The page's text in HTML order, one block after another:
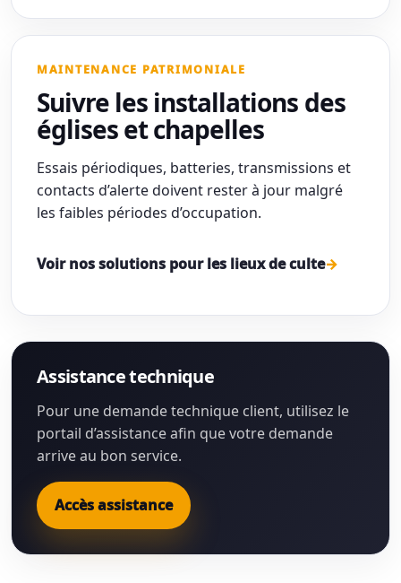
MAINTENANCE PATRIMONIALE
Suivre les installations des
églises et chapelles
Essais périodiques, batteries, transmissions et
contacts d’alerte doivent rester à jour malgré
les faibles périodes d’occupation.
Voir nos solutions pour les lieux de culte
Assistance technique
Pour une demande technique client, utilisez le
portail d’assistance afin que votre demande
arrive au bon service.
Accès assistance